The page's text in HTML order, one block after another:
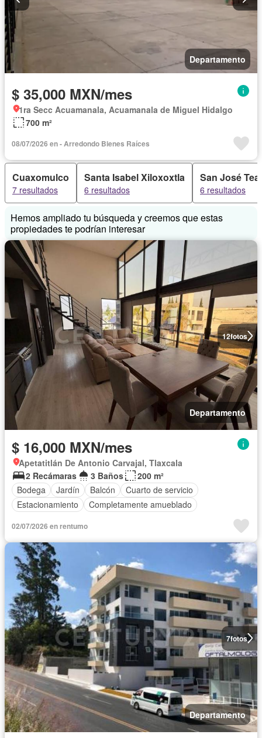
Departamento
$ 35,000 MXN/mes
1ra Secc Acuamanala, Acuamanala de Miguel Hidalgo
700 m²
08/07/2026 en - Arredondo Bienes Raíces
Cuaxomulco
7 resultados
Santa Isabel Xiloxoxtla
6 resultados
San José
6 resultados
Hemos ampliado tu búsqueda y creemos que estas
propiedades te podrían interesar
12fotos
Departamento
$ 16,000 MXN/mes
Apetatitlán De Antonio Carvajal, Tlaxcala
2 Recámaras
3 Baños
200 m²
Bodega
Jardín Balcón
Cuarto de servicio
Estacionamiento
Completamente amueblado
02/07/2026 en rentumo
7fotos
Departamento